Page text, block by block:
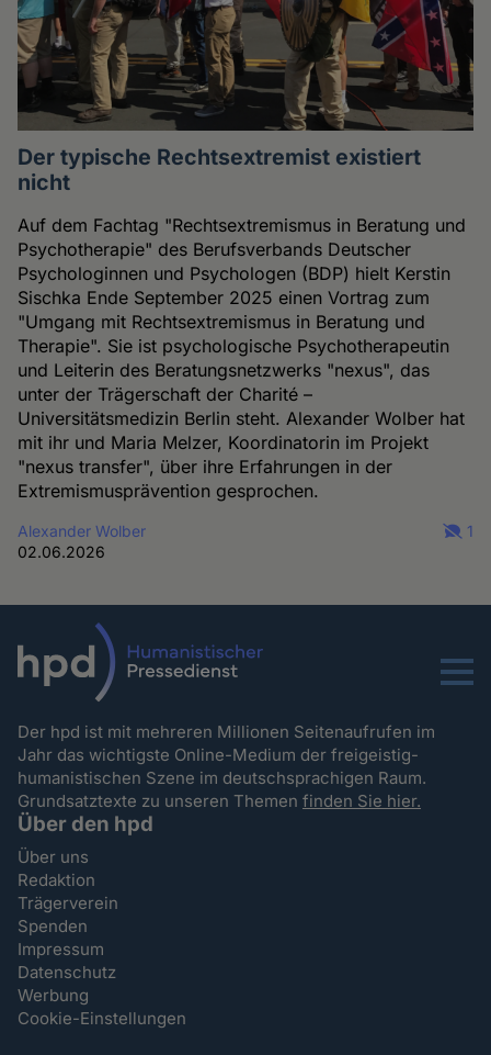
Der typische Rechtsextremist existiert
nicht
Auf dem Fachtag "Rechtsextremismus in Beratung und
Psychotherapie" des Berufsverbands Deutscher
Psychologinnen und Psychologen (BDP) hielt Kerstin
Sischka Ende September 2025 einen Vortrag zum
"Umgang mit Rechtsextremismus in Beratung und
Therapie". Sie ist psychologische Psychotherapeutin
und Leiterin des Beratungsnetzwerks "nexus", das
unter der Trägerschaft der Charité –
Universitätsmedizin Berlin steht. Alexander Wolber hat
mit ihr und Maria Melzer, Koordinatorin im Projekt
"nexus transfer", über ihre Erfahrungen in der
Extremismusprävention gesprochen.
Alexander Wolber
02.06.2026
1
Menu
Der hpd ist mit mehreren Millionen Seitenaufrufen im
Jahr das wichtigste Online-Medium der freigeistig-
humanistischen Szene im deutschsprachigen Raum.
Grundsatztexte zu unseren Themenfinden Sie hier.
Über den hpd
Über uns
Redaktion
Trägerverein
Spenden
Impressum
Datenschutz
Werbung
Cookie-Einstellungen